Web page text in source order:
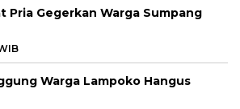
Pria Gegerkan Warga Sumpang
Warga Lampoko Hangus